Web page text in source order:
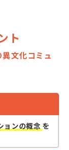
ト
文化コミュ
ョンの概念 を